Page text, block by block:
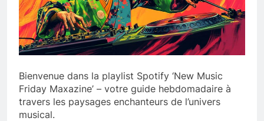
Bienvenue dans la playlist Spotify ‘New Music
Friday Maxazine’ – votre guide hebdomadaire à
travers les paysages enchanteurs de l’univers
musical.